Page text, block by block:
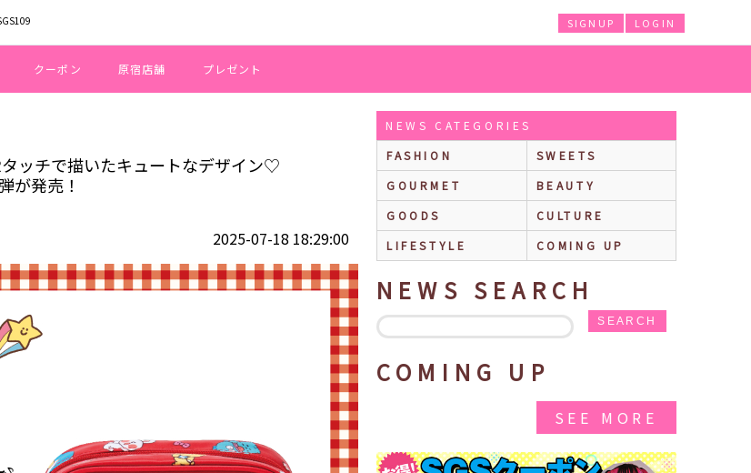
LOGIN
SIGNUP
クーポン 原宿店舗 プレゼント
タッチで描いたキュートなデザイン♡ SWIMMER×サンリオキャラクターズのコラボ商品第2弾が発売！
タッチで描いたキュートなデザイン♡
が発売！
2025-07-18 18:29:00
NEWS CATEGORIES
FASHION
SWEETS
GOURMET
BEAUTY
GOODS
CULTURE
LIFESTYLE
COMING UP
NEWS SEARCH
SEARCH
COMING UP
SEE MORE